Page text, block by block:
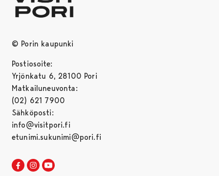
© Porin kaupunki
Postiosoite:
Yrjönkatu 6, 28100 Pori
Matkailuneuvonta:
(02) 621 7900
Sähköposti:
info@visitpori.fi
etunimi.sukunimi@pori.fi
Visit Pori Facebookissa
Avautuu uudessa välilehdessä
Visit Pori Instagrammissa
Avautuu uudessa välilehdessä